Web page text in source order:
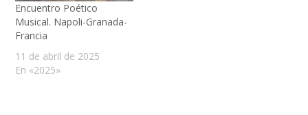
Encuentro Poético
Musical. Napoli-Granada-
Francia
11 de abril de 2025
En «2025»